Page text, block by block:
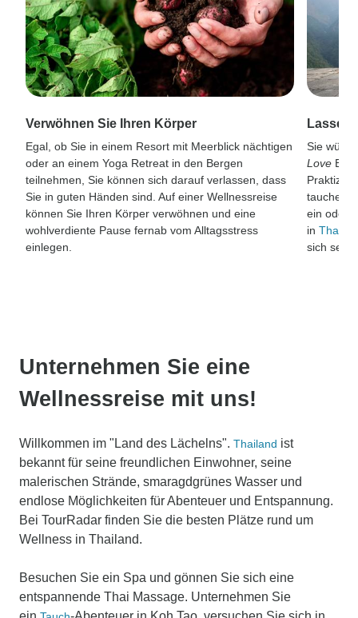
Verwöhnen Sie Ihren Körper
Egal, ob Sie in einem Resort mit Meerblick nächtigen
oder an einem Yoga Retreat in den Bergen
teilnehmen, Sie können sich darauf verlassen, dass
Sie in guten Händen sind. Auf einer Wellnessreise
können Sie Ihren Körper verwöhnen und eine
wohlverdiente Pause fernab vom Alltagsstress
einlegen.
Lassen
Sie
Love
tauchen
ein oder
in
sich
Unternehmen Sie eine
Wellnessreise mit uns!
Willkommen im "Land des Lächelns". Thailand ist
bekannt für seine freundlichen Einwohner, seine
malerischen Strände, smaragdgrünes Wasser und
endlose Möglichkeiten für Abenteuer und Entspannung.
Bei TourRadar finden Sie die besten Plätze rund um
Wellness in Thailand.
Besuchen Sie ein Spa und gönnen Sie sich eine
entspannende Thai Massage. Unternehmen Sie